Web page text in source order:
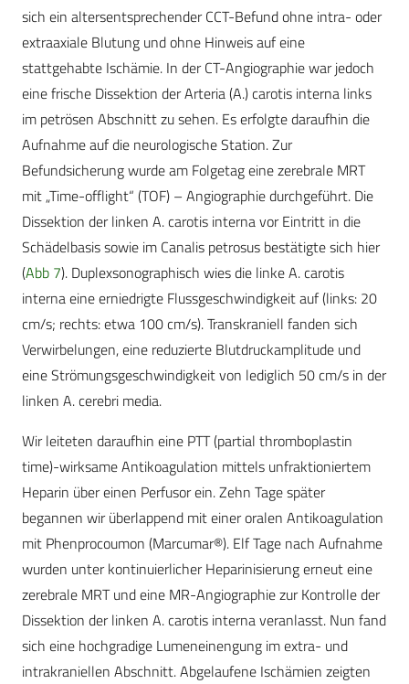
sich ein altersentsprechender CCT-Befund ohne intra- oder
extraaxiale Blutung und ohne Hinweis auf eine
stattgehabte Ischämie. In der CT-Angiographie war jedoch
eine frische Dissektion der Arteria (A.) carotis interna links
im petrösen Abschnitt zu sehen. Es erfolgte daraufhin die
Aufnahme auf die neurologische Station. Zur
Befundsicherung wurde am Folgetag eine zerebrale MRT
mit „Time-offlight“ (TOF) – Angiographie durchgeführt. Die
Dissektion der linken A. carotis interna vor Eintritt in die
Schädelbasis sowie im Canalis petrosus bestätigte sich hier
(Abb 7). Duplexsonographisch wies die linke A. carotis
interna eine erniedrigte Flussgeschwindigkeit auf (links: 20
cm/s; rechts: etwa 100 cm/s). Transkraniell fanden sich
Verwirbelungen, eine reduzierte Blutdruckamplitude und
eine Strömungsgeschwindigkeit von lediglich 50 cm/s in der
linken A. cerebri media.
Wir leiteten daraufhin eine PTT (partial thromboplastin
time)-wirksame Antikoagulation mittels unfraktioniertem
Heparin über einen Perfusor ein. Zehn Tage später
begannen wir überlappend mit einer oralen Antikoagulation
mit Phenprocoumon (Marcumar®). Elf Tage nach Aufnahme
wurden unter kontinuierlicher Heparinisierung erneut eine
zerebrale MRT und eine MR-Angiographie zur Kontrolle der
Dissektion der linken A. carotis interna veranlasst. Nun fand
sich eine hochgradige Lumeneinengung im extra- und
intrakraniellen Abschnitt. Abgelaufene Ischämien zeigten